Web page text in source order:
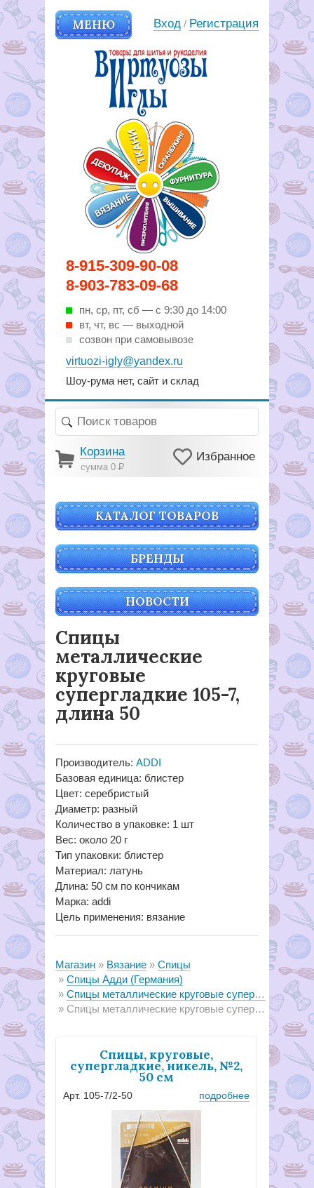
8-915-309-90-08
8-903-783-09-68
пн, ср, пт, cб — с 9:30 до 14:00
вт, чт, вс — выходной
созвон при самовывозе
virtuozi-igly@yandex.ru
Шоу-рума нет, сайт и склад
МЕНЮ
Вирутозы иглы. Товары для
шитья и рукоделья
Вход / Регистрация
Корзина
сумма 0Р
Избранное
КАТАЛОГ ТОВАРОВ
БРЕНДЫ
НОВОСТИ
Спицы
металлические
круговые
супергладкие 105-7,
длина 50
Производитель: ADDI
Базовая единица: блистер
Цвет: серебристый
Диаметр: разный
Количество в упаковке: 1 шт
Вес: около 20 г
Тип упаковки: блистер
Материал: латунь
Длина: 50 см по кончикам
Марка: addi
Цель применения: вязание
Магазин Вязание
Спицы
Спицы Адди (Германия)
Спицы металлические круговые супергладкие addi
Спицы металлические круговые супергладкие 105-7, длина 50
Спицы, круговые,
супергладкие, никель, №2,
50 см
Арт. 105-7/2-50 подробнее